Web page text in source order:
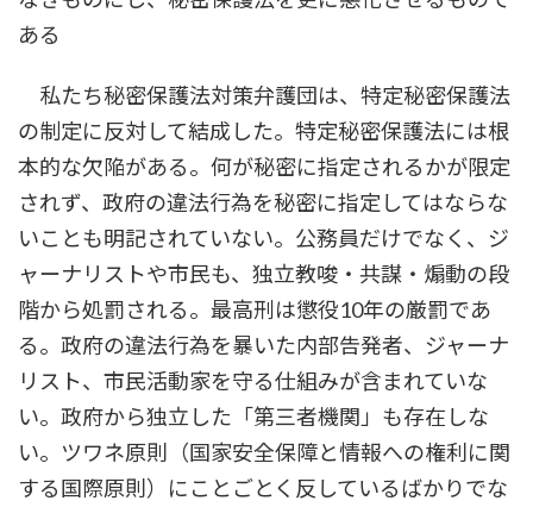
ある
私たち秘密保護法対策弁護団は、特定秘密保護法
の制定に反対して結成した。特定秘密保護法には根
本的な欠陥がある。何が秘密に指定されるかが限定
されず、政府の違法行為を秘密に指定してはならな
いことも明記されていない。公務員だけでなく、ジ
ャーナリストや市民も、独立教唆・共謀・煽動の段
階から処罰される。最高刑は懲役10年の厳罰であ
る。政府の違法行為を暴いた内部告発者、ジャーナ
リスト、市民活動家を守る仕組みが含まれていな
い。政府から独立した「第三者機関」も存在しな
い。ツワネ原則（国家安全保障と情報への権利に関
する国際原則）にことごとく反しているばかりでな